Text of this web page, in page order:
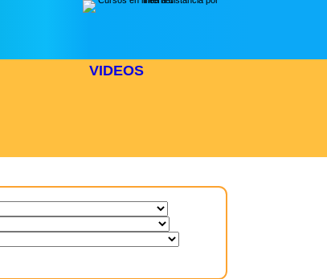
VIDEOS